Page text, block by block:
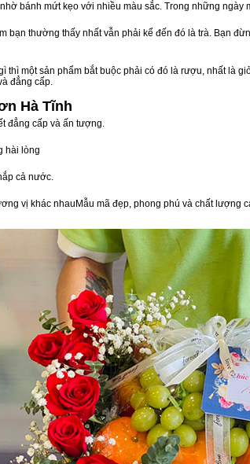
bánh mứt kẹo với nhiều màu sắc. Trong những
bạn thường thấy nhất vẫn phải kể đến đó là trà. Bạn
thì một sản phẩm bắt buộc phải có đó là rượu, nhất là
đẳng cấp.
Hà Tĩnh
đẳng cấp và ấn tượng.
hài lòng
cả nước.
vị khác nhauMẫu mã đẹp, phong phú và chất lượng